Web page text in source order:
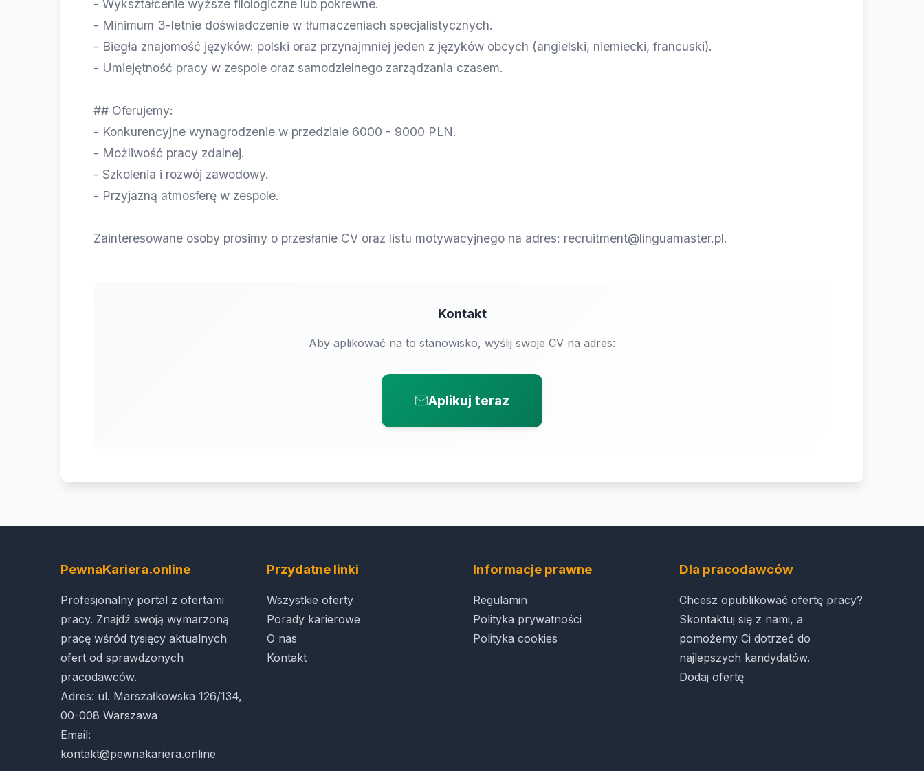
- Wykształcenie wyższe filologiczne lub pokrewne.
- Minimum 3-letnie doświadczenie w tłumaczeniach specjalistycznych.
- Biegła znajomość języków: polski oraz przynajmniej jeden z języków obcych (angielski, niemiecki, francuski).
- Umiejętność pracy w zespole oraz samodzielnego zarządzania czasem.
## Oferujemy:
- Konkurencyjne wynagrodzenie w przedziale 6000 - 9000 PLN.
- Możliwość pracy zdalnej.
- Szkolenia i rozwój zawodowy.
- Przyjazną atmosferę w zespole.
Zainteresowane osoby prosimy o przesłanie CV oraz listu motywacyjnego na adres: recruitment@linguamaster.pl.
Kontakt
Aby aplikować na to stanowisko, wyślij swoje CV na adres:
Aplikuj teraz
PewnaKariera.online
Profesjonalny portal z ofertami
pracy. Znajdź swoją wymarzoną
pracę wśród tysięcy aktualnych
ofert od sprawdzonych
pracodawców.
Adres: ul. Marszałkowska 126/134,
00-008 Warszawa
Email:
kontakt@pewnakariera.online
Przydatne linki
Wszystkie oferty
Porady karierowe
O nas
Kontakt
Informacje prawne
Regulamin
Polityka prywatności
Polityka cookies
Dla pracodawców
Chcesz opublikować ofertę pracy?
Skontaktuj się z nami, a
pomożemy Ci dotrzeć do
najlepszych kandydatów.
Dodaj ofertę